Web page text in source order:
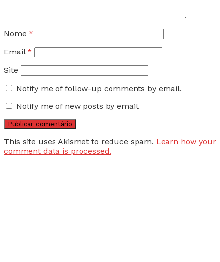
Nome *
Email *
Site
Notify me of follow-up comments by email.
Notify me of new posts by email.
This site uses Akismet to reduce spam. Learn how your
comment data is processed.